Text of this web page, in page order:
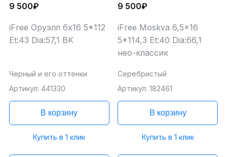
9 500₽
iFree Оруэлл 6x16 5*112
Et:43 Dia:57,1 BK
Черный и его оттенки
Артикул: 441330
В корзину
Купить в 1 клик
9 500₽
iFree Moskva 6,5x16
5*114,3 Et:40 Dia:66,1
нео-классик
Серебристый
Артикул: 182461
В корзину
Купить в 1 клик